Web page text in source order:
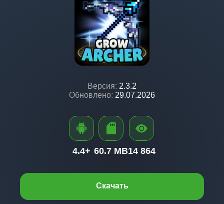
Версия: 2.3.2
Обновлено: 29.07.2026
Скачать
4.4+ 60.7 MB14 864